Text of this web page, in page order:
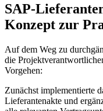
SAP-
Konzept zur
Auf dem Weg zu
die
Vorgehen:
Zunächst implementierte
Lieferantenakte und